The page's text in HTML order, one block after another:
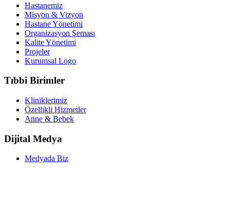
Hastanemiz
Misyon & Vizyon
Hastane Yönetimi
Organizasyon Şeması
Kalite Yönetimi
Projeler
Kurumsal Logo
Tıbbi Birimler
Kliniklerimiz
Özellikli Hizmetler
Anne & Bebek
Dijital Medya
Medyada Biz